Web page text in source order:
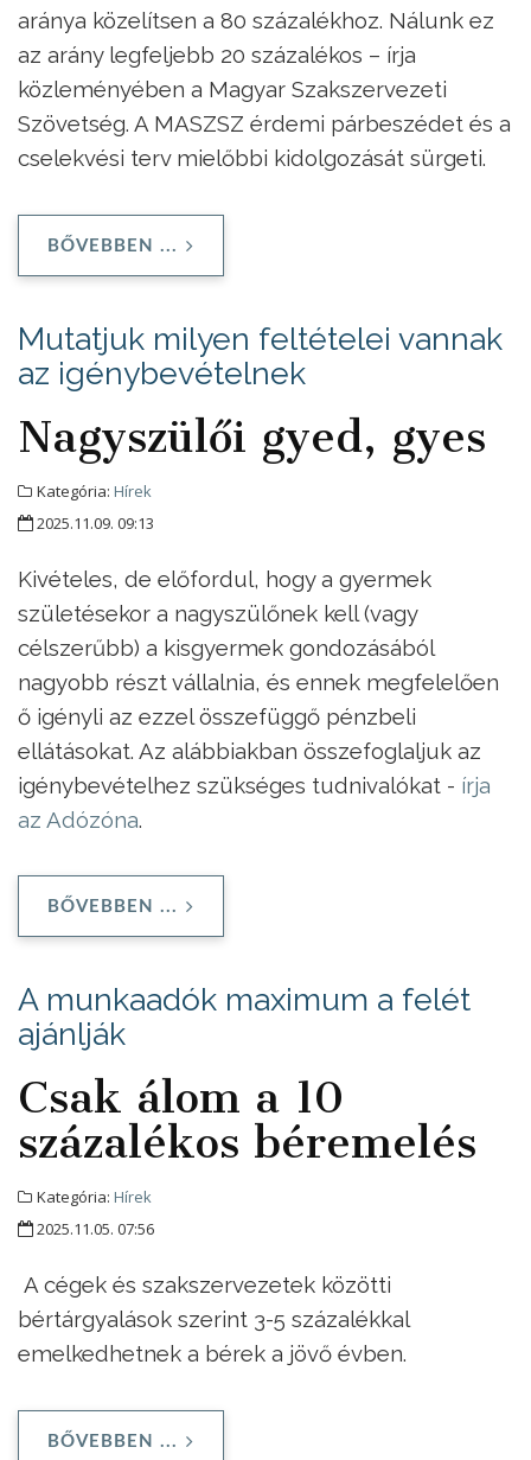
aránya közelítsen a 80 százalékhoz. Nálunk ez
az arány legfeljebb 20 százalékos – írja
közleményében a Magyar Szakszervezeti
Szövetség. A MASZSZ érdemi párbeszédet és a
cselekvési terv mielőbbi kidolgozását sürgeti.
BŐVEBBEN ...
Mutatjuk milyen feltételei vannak
az igénybevételnek
Nagyszülői gyed, gyes
Kategória: Hírek
2025.11.09. 09:13
Kivételes, de előfordul, hogy a gyermek
születésekor a nagyszülőnek kell (vagy
célszerűbb) a kisgyermek gondozásából
nagyobb részt vállalnia, és ennek megfelelően
ő igényli az ezzel összefüggő pénzbeli
ellátásokat. Az alábbiakban összefoglaljuk az
igénybevételhez szükséges tudnivalókat - írja
az Adózóna.
BŐVEBBEN ...
A munkaadók maximum a felét
ajánlják
Csak álom a 10
százalékos béremelés
Kategória: Hírek
2025.11.05. 07:56
A cégek és szakszervezetek közötti
bértárgyalások szerint 3-5 százalékkal
emelkedhetnek a bérek a jövő évben.
BŐVEBBEN ...